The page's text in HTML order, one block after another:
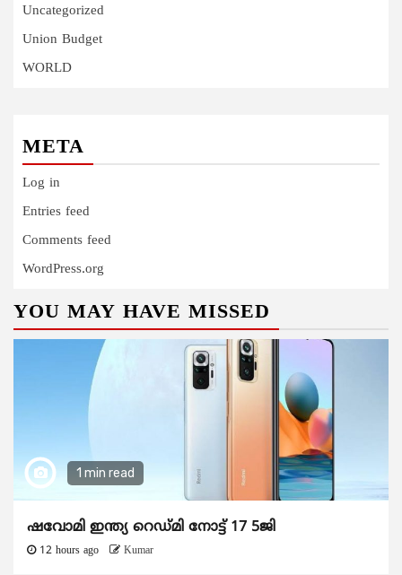
Uncategorized
Union Budget
WORLD
META
Log in
Entries feed
Comments feed
WordPress.org
YOU MAY HAVE MISSED
1 min read
ഷവോമി ഇന്ത്യ റെഡ്മി നോട്ട് 17 5ജി
12 hours ago Kumar